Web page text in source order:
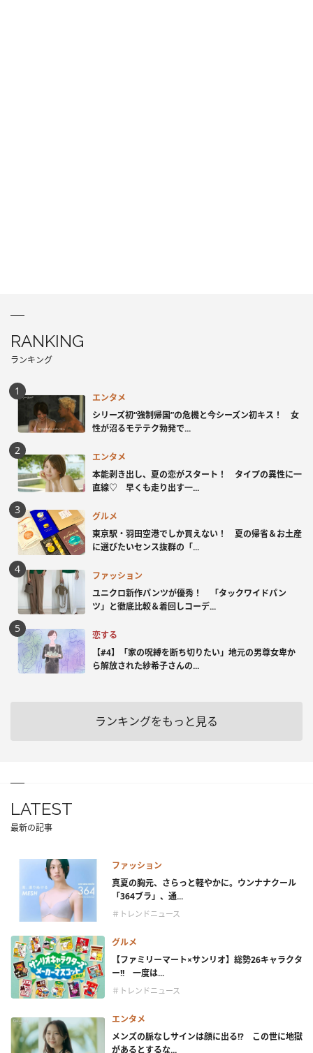
RANKING
ランキング
エンタメ
シリーズ初“強制帰国”の危機と今シーズン初キス！ 女
性が沼るモテテク勃発で...
エンタメ
本能剥き出し、夏の恋がスタート！ タイプの異性に一
直線♡ 早くも走り出す一...
グルメ
東京駅・羽田空港でしか買えない！ 夏の帰省＆お土産
に選びたいセンス抜群の「...
ファッション
ユニクロ新作パンツが優秀！ 「タックワイドパン
ツ」と徹底比較＆着回しコーデ...
恋する
【#4】「家の呪縛を断ち切りたい」地元の男尊女卑か
ら解放された紗希子さんの...
ランキングをもっと見る
LATEST
最新の記事
ファッション
真夏の胸元、さらっと軽やかに。ウンナナクール
「364ブラ」、通...
＃トレンドニュース
グルメ
【ファミリーマート×サンリオ】総勢26キャラクタ
ー!! 一度は...
＃トレンドニュース
エンタメ
メンズの脈なしサインは顔に出る!? この世に地獄
があるとするな...